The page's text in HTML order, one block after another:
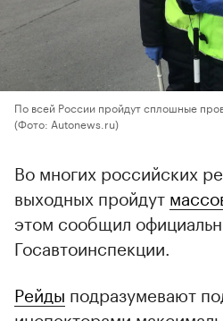
По всей России пройдут сплошные
(Фото: Autonews.ru)
Во многих российских
выходных пройдут
этом сообщил
Госавтоинспекции.
Рейды подразумевают